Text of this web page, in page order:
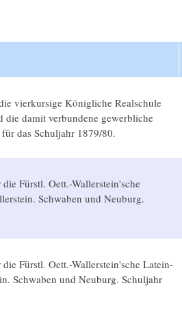
vierkursige Königliche Realschule
die damit verbundene gewerbliche
das Schuljahr 1879/80.
Fürstl. Oett.-Wallerstein'sche
Schwaben und Neuburg.
Fürstl. Oett.-Wallerstein'sche Latein-
Schwaben und Neuburg. Schuljahr